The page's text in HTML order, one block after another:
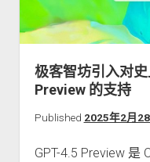
极客智坊引入对
Preview 的支持
Published 2025年2月28
GPT-4.5 Preview 是